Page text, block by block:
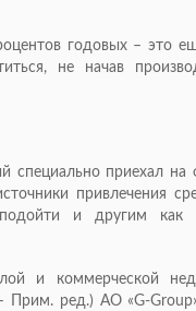
годовых – это
не начав
специально приехал
привлечения
и другим
и коммерческой
ред.) АО «G-